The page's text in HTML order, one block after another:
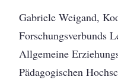
Gabriele Weigand,
Forschungsverbunds
Allgemeine
Pädagogischen